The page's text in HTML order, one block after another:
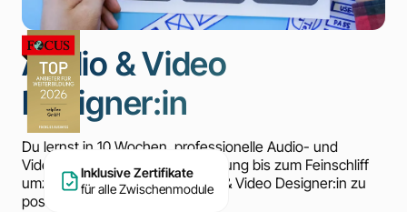
Inklusive Zertifikate
für alle Zwischenmodule
Audio & Video
Designer:in
Du lernst in 10 Wochen, professionelle Audio- und
Videoproduktionen von der Planung bis zum Feinschliff
umzusetzen und dich als Audio & Video Designer:in zu
positionieren.